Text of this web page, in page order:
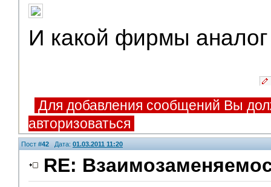
И какой фирмы
Для добавления сообщений Вы
авторизоваться
Пост #42 Дата: 01.03.2011 11:20
RE: